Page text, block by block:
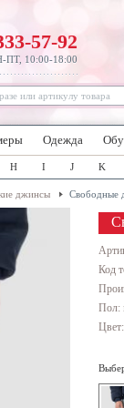
57-92
ПТ, 10:00-18:00
Одежда
H I J K
джинсы Свободные
Код
Пол: